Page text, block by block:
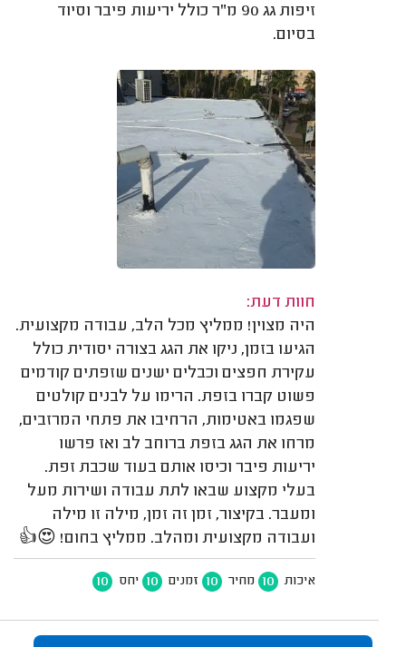
זיפות גג 90 מ"ר כולל יריעות פיבר וסיוד
בסיום.
חוות דעת:
היה מצוין! ממליץ מכל הלב, עבודה מקצועית.
הגיעו בזמן, ניקו את הגג בצורה יסודית כולל
עקירת חפצים וכבלים ישנים שזפתים קודמים
פשוט קברו בזפת. הרימו על לבנים קולטים
שפגמו באטימות, הרחיבו את פתחי המרזבים,
מרחו את הגג בזפת ברוחב לב ואז פרשו
יריעות פיבר וכיסו אותם בעוד שכבת זפת.
בעלי מקצוע שבאו לתת עבודה ושירות מעל
ומעבר. בקיצור, זמן זה זמן, מילה זו מילה
ועבודה מקצועית ומהלב. ממליץ בחום! 😍👍
איכות 10 מחיר 10 זמנים 10 יחס 10